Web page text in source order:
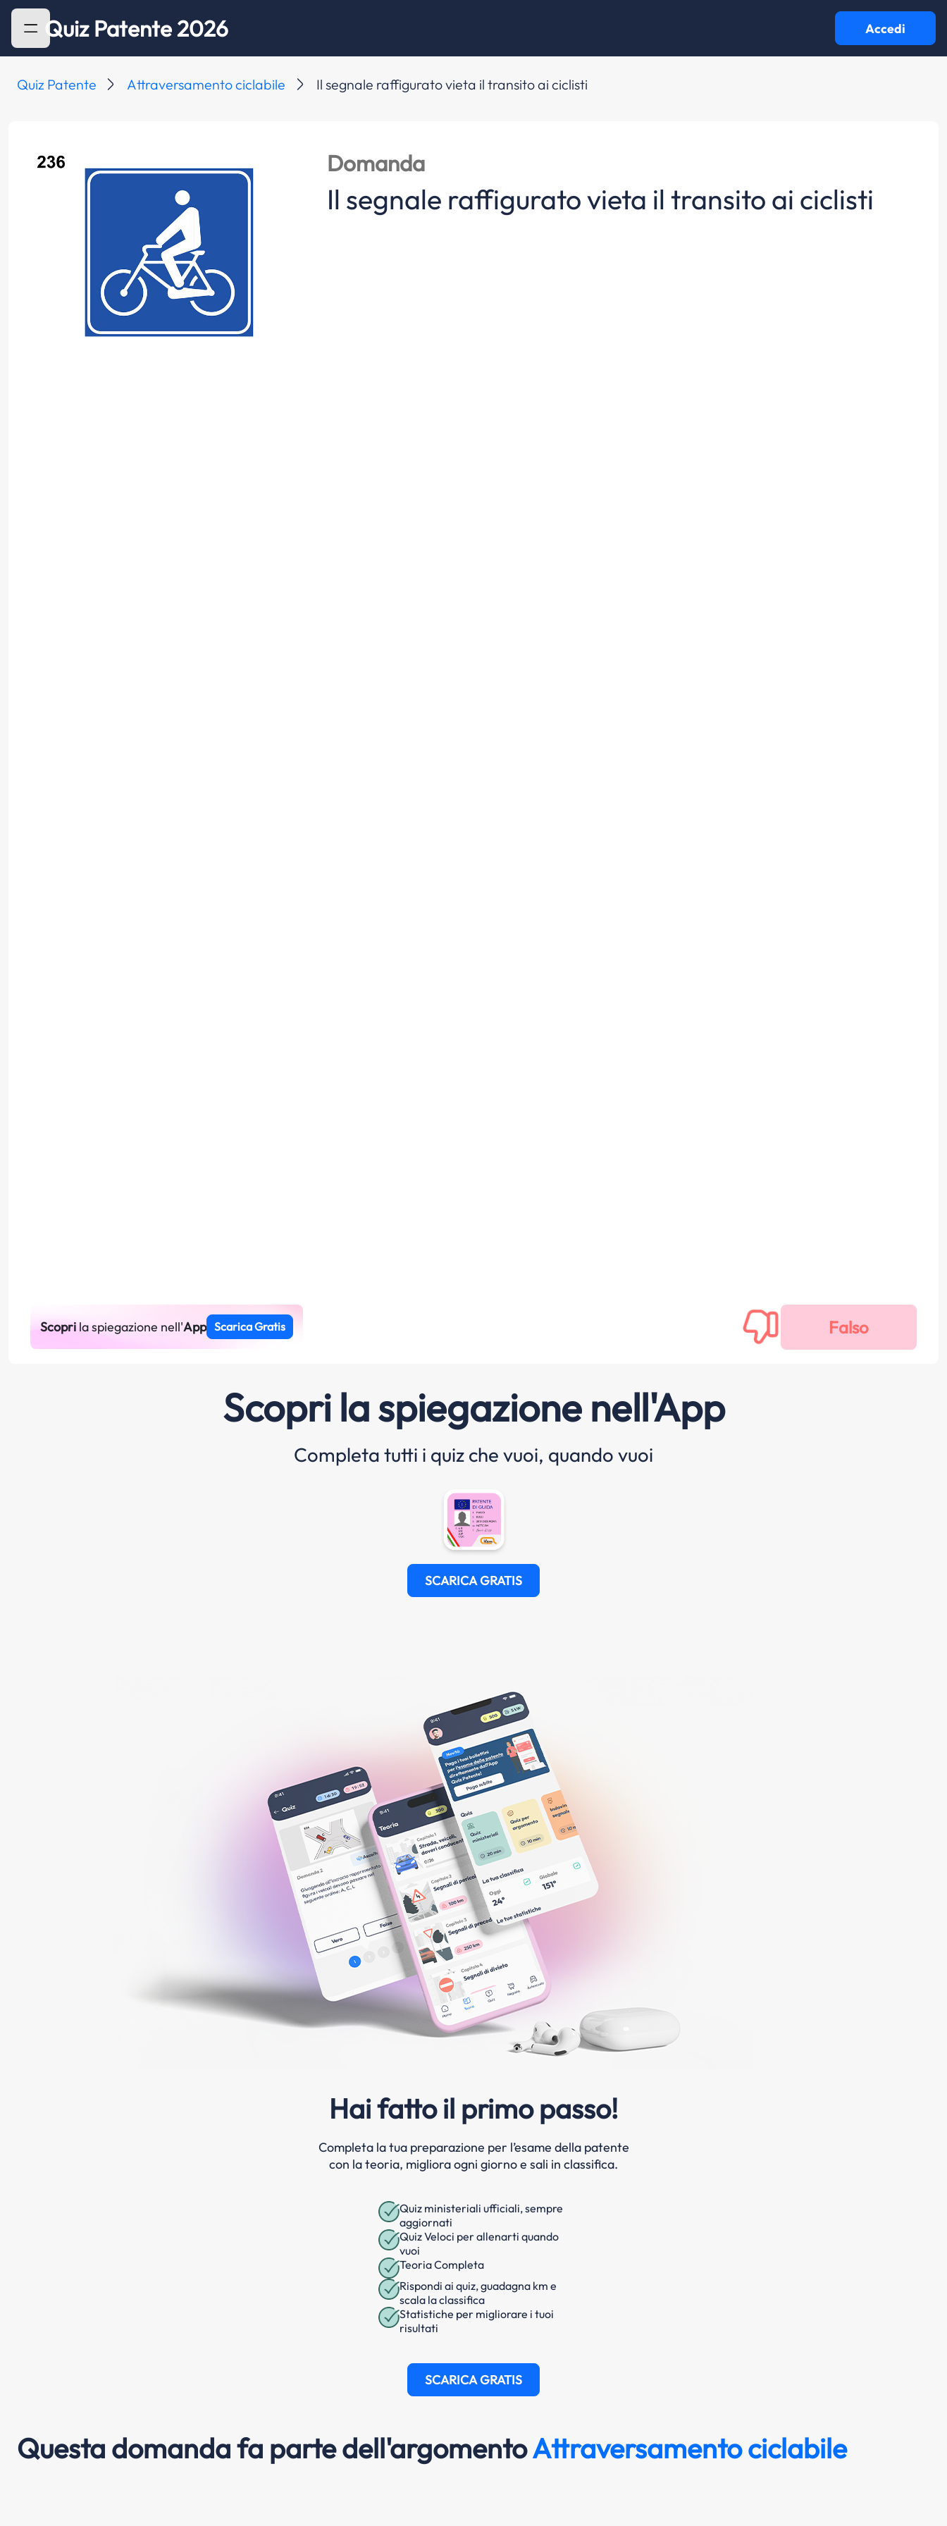
Quiz Patente 2026 Accedi
Quiz Patente Attraversamento ciclabile Il segnale raffigurato vieta il transito ai ciclisti
Domanda
Il segnale raffigurato vieta il transito ai ciclisti
Scoprila spiegazione nell'App Scarica Gratis
Scopri la spiegazione nell'App
Completa tutti i quiz che vuoi, quando vuoi
SCARICA GRATIS
Hai fatto il primo passo!
Completa la tua preparazione per l’esame della patente
con la teoria, migliora ogni giorno e sali in classifica.
Quiz ministeriali ufficiali, sempre
aggiornati
Quiz Veloci per allenarti quando
vuoi
Teoria Completa
Rispondi ai quiz, guadagna km e
scala la classifica
Statistiche per migliorare i tuoi
risultati
SCARICA GRATIS
Questa domanda fa parte dell'argomentoAttraversamento ciclabile